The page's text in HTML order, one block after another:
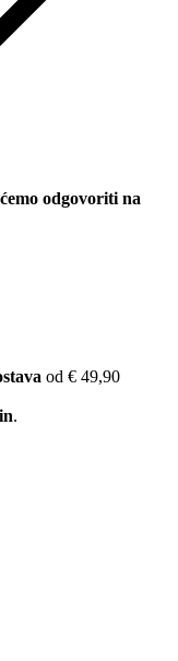
odgovoriti na
od € 49,90
.